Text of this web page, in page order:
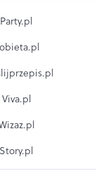
Party.pl
Viva.pl
Story.pl